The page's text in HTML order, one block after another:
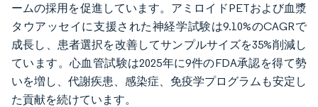
ームの採用を促進しています。アミロイドPETおよび血漿
タウアッセイに支援された神経学試験は9.10%のCAGRで
成長し、患者選択を改善してサンプルサイズを35%削減し
ています。心血管試験は2025年に9件のFDA承認を得て勢
いを増し、代謝疾患、感染症、免疫学プログラムも安定し
た貢献を続けています。